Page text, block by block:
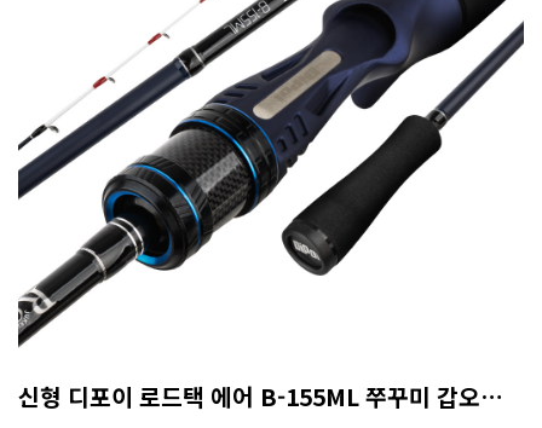
신형 디포이 로드택 에어 B-155ML 쭈꾸미 갑오징어 8:2 액션 (A/S 50% 보증카드)